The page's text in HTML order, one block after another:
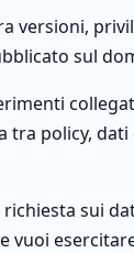
versioni,
sul
tra policy, dati
sui
vuoi